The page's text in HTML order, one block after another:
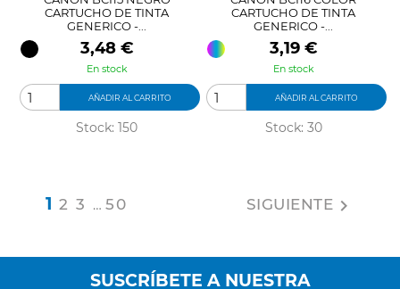
CARTUCHO DE TINTA
GENERICO -...
Precio
3,48 €
En stock
AÑADIR AL CARRITO
Stock: 150
CARTUCHO DE TINTA
GENERICO -...
Precio
3,19 €
En stock
AÑADIR AL CARRITO
Stock: 30
123 … 50 SIGUIENTE 
SUSCRÍBETE A NUESTRA